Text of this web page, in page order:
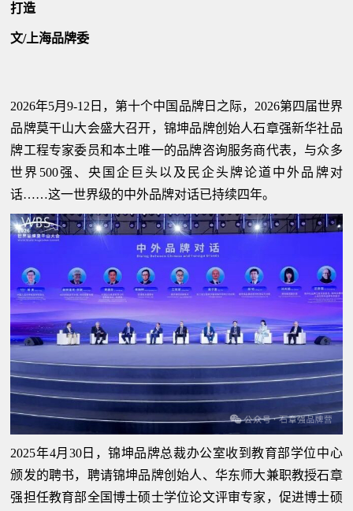
打造
文/上海品牌委
2026年5月9-12日，第十个中国品牌日之际，2026第四届世界
品牌莫干山大会盛大召开，锦坤品牌创始人石章强新华社品
牌工程专家委员和本土唯一的品牌咨询服务商代表，与众多
世界500强、央国企巨头以及民企头牌论道中外品牌对
话……这一世界级的中外品牌对话已持续四年。
2025年4月30日，锦坤品牌总裁办公室收到教育部学位中心
颁发的聘书，聘请锦坤品牌创始人、华东师大兼职教授石章
强担任教育部全国博士硕士学位论文评审专家，促进博士硕